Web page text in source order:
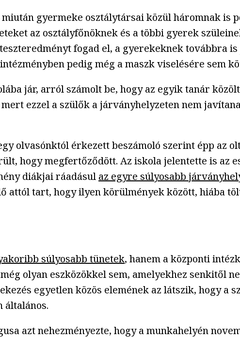
gyermeke osztálytársai közül háromnak is
az osztályfőnöknek és a többi gyerek
fogad el, a gyerekeknek továbbra
pedig még a maszk viselésére sem
jár, arról számolt be, hogy az egyik tanár
ezzel a szülők a járványhelyzeten nem
olvasónktól érkezett beszámoló szerint épp az
hogy megfertőződött. Az iskola jelentette is az
diákjai ráadásul az egyre súlyosabb
attól tart, hogy ilyen körülmények között, hiába
súlyosabb tünetek, hanem a központi
olyan eszközökkel sem, amelyekhez senkitől
egyetlen közös elemének az látszik, hogy a
általános.
azt nehezményezte, hogy a munkahelyén